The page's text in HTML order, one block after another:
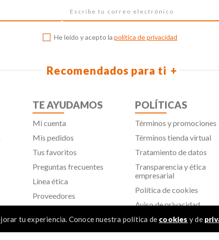
tu experiencia. Conoce nuestra política de cookies y de
He leído y acepto la política de privacidad
Recomendados para ti
TE AYUDAMOS
Mi cuenta
Mis pedidos
Tus favoritos
Preguntas frecuentes
Línea ética
Proveedores
POLÍTICAS
Términos y promociones
Términos tienda virtual
Tratamiento de datos
Transparencia y ética
empresarial
Política de cookies
Aviso de privacidad
SIC